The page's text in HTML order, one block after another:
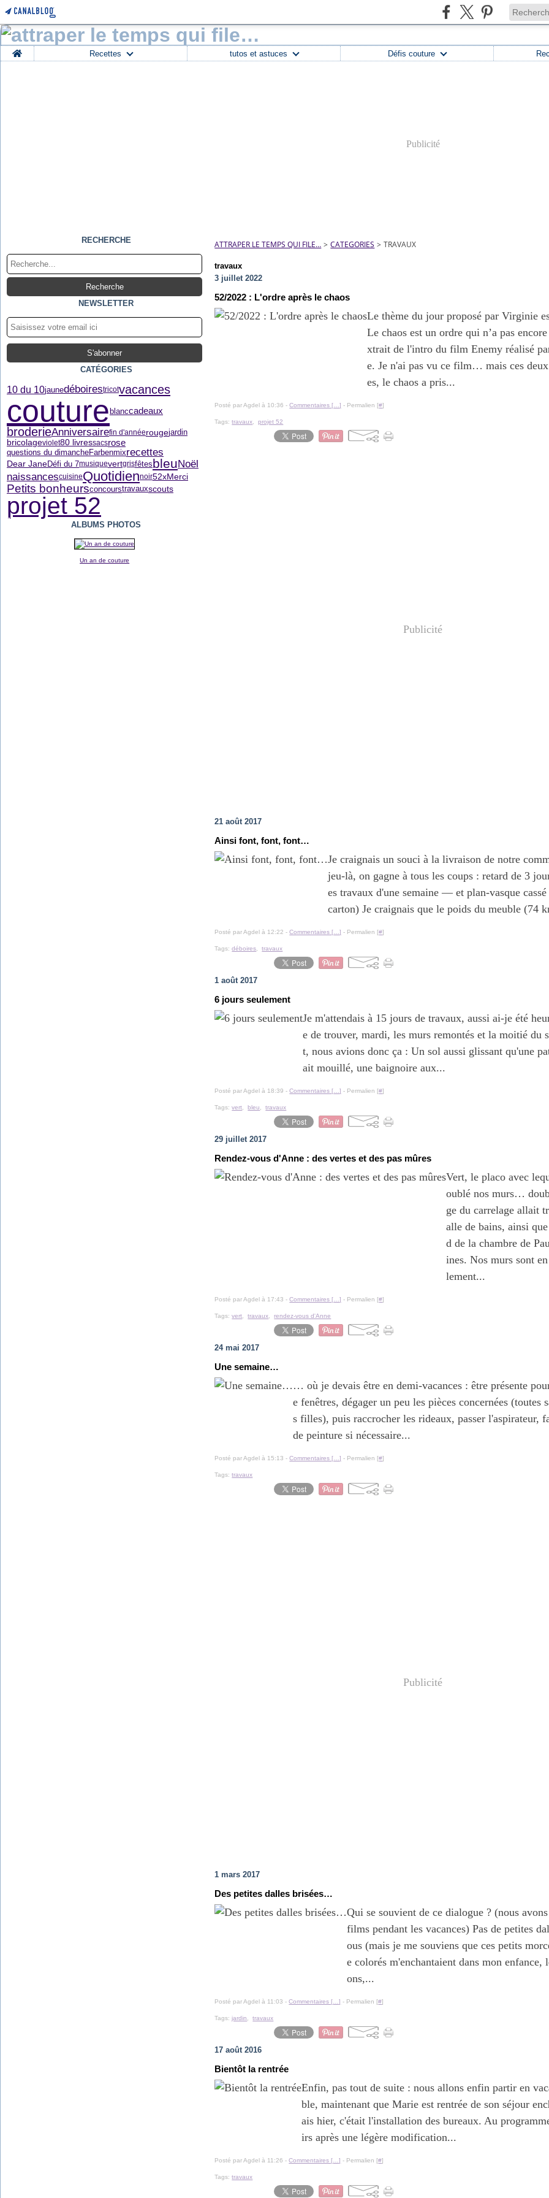
Home Recettes tutos et astuces Défis couture
Publicité
RECHERCHE
NEWSLETTER
CATÉGORIES
10 du 10jaunedéboirestricotvacances
coutureblanccadeaux
broderieAnniversairefin d'annéerougejardin
bricolageviolet80 livressacsrose
questions du dimancheFarbenmixrecettes
Dear JaneDéfi du 7musiquevertgrisfêtesbleuNoël
naissancescuisineQuotidiennoir52xMerci
Petits bonheursconcourstravauxscouts
projet 52
ALBUMS PHOTOS
Un an de couture
ATTRAPER LE TEMPS QUI FILE… > CATEGORIES > TRAVAUX
travaux
3 juillet 2022
52/2022 : L'ordre après le chaos
Le thème du jour proposé par Virginie
Le chaos est un ordre qui n’a pas
xtrait de l'intro du film Enemy réalisé
e. Je n'ai pas vu ce film… mais ces
es, le chaos a pris...
Posté par Agdel à 10:36 -Commentaires [ …] - Permalien [#]
Tags:travaux ,projet 52
Publicité
21 août 2017
Ainsi font, font, font…
Je craignais un souci à la livraison de notre
jeu-là, on gagne à tous les coups : retard de 3
es travaux d'une semaine — et plan-vasque
carton) Je craignais que le poids du meuble (74
Posté par Agdel à 12:22 -Commentaires [ …] - Permalien [#]
Tags:déboires ,travaux
1 août 2017
6 jours seulement
Je m'attendais à 15 jours de travaux, aussi ai-je été
e de trouver, mardi, les murs remontés et la moitié du
t, nous avions donc ça : Un sol aussi glissant qu'une
ait mouillé, une baignoire aux...
Posté par Agdel à 18:39 -Commentaires [ …] - Permalien [#]
Tags:vert ,bleu ,travaux
29 juillet 2017
Rendez-vous d'Anne : des vertes et des pas mûres
Vert, le placo avec
oublé nos murs…
ge du carrelage allait
alle de bains, ainsi
d de la chambre de
ines. Nos murs sont
lement...
Posté par Agdel à 17:43 -Commentaires [ …] - Permalien [#]
Tags:vert ,travaux ,rendez-vous d'Anne
24 mai 2017
Une semaine…
… où je devais être en demi-vacances : être présente
e fenêtres, dégager un peu les pièces concernées (toutes
s filles), puis raccrocher les rideaux, passer l'aspirateur,
de peinture si nécessaire...
Posté par Agdel à 15:13 -Commentaires [ …] - Permalien [#]
Tags:travaux
Publicité
1 mars 2017
Des petites dalles brisées…
Qui se souvient de ce dialogue ? (nous
films pendant les vacances) Pas de petites
ous (mais je me souviens que ces petits
e colorés m'enchantaient dans mon enfance,
ons,...
Posté par Agdel à 11:03 -Commentaires [ …] - Permalien [#]
Tags:jardin ,travaux
17 août 2016
Bientôt la rentrée
Enfin, pas tout de suite : nous allons enfin partir en
ble, maintenant que Marie est rentrée de son séjour
ais hier, c'était l'installation des bureaux. Au
irs après une légère modification...
Posté par Agdel à 11:26 -Commentaires [ …] - Permalien [#]
Tags:travaux